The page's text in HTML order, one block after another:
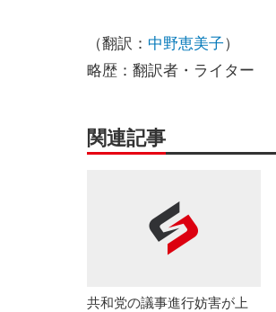
（翻訳： 中野恵美子）
略歴：翻訳者・ライター
関連記事
共和党の議事進行妨害が上